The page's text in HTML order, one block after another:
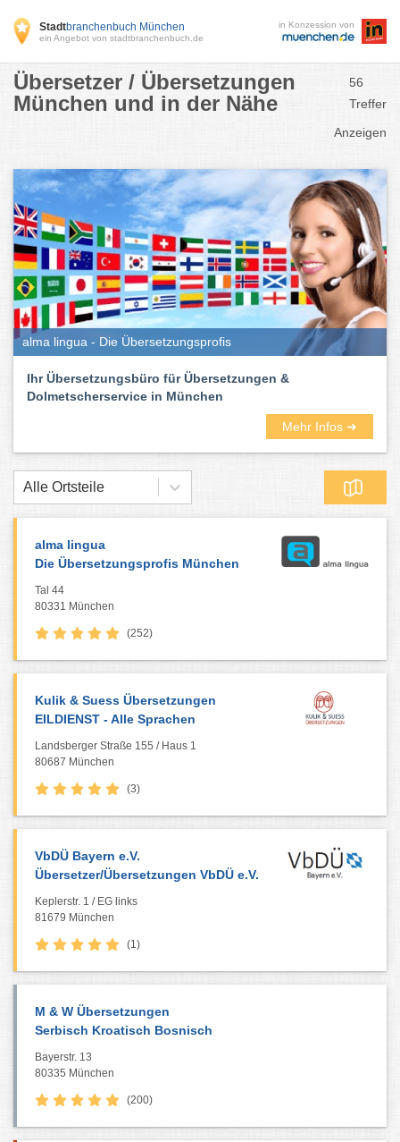
Stadtbranchenbuch München
ein Angebot von stadtbranchenbuch.de
in Konzession von
Übersetzer / Übersetzungen
München und in der Nähe
56
Treffer
Anzeigen
alma lingua - Die Übersetzungsprofis
Ihr Übersetzungsbüro für Übersetzungen &
Dolmetscherservice in München
Mehr Infos ➜
Alle Ortsteile
alma lingua
Die Übersetzungsprofis München
Tal 44
80331 München
(252)
Kulik & Suess Übersetzungen
EILDIENST - Alle Sprachen
Landsberger Straße 155 / Haus 1
80687 München
(3)
VbDÜ Bayern e.V.
Übersetzer/Übersetzungen VbDÜ e.V.
Keplerstr. 1 / EG links
81679 München
(1)
M & W Übersetzungen
Serbisch Kroatisch Bosnisch
Bayerstr. 13
80335 München
(200)